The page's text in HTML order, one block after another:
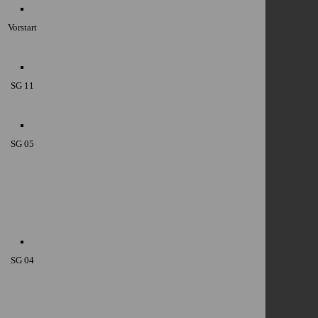
Vorstart
SG 11
SG 05
SG 04